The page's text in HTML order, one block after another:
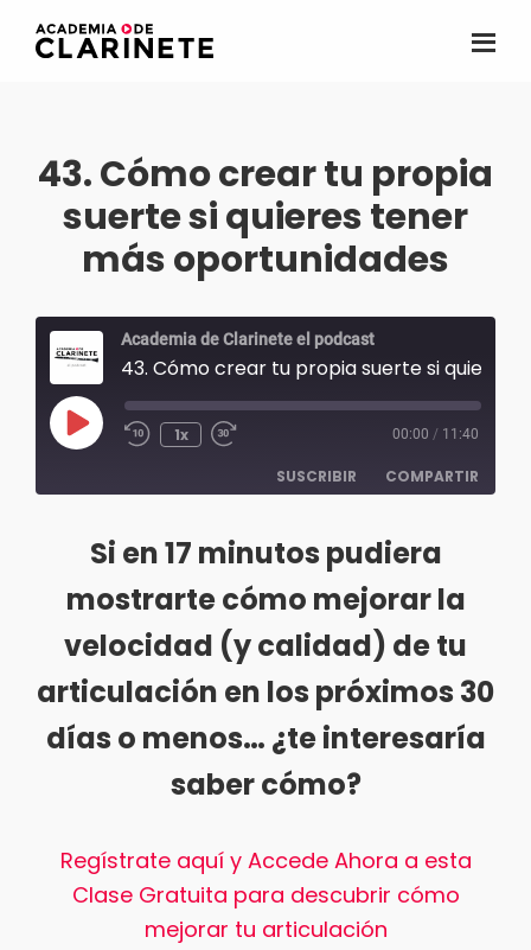
Saltar
de
clarinete
online
para
hispanohablantes
43. Cómo crear tu propia
suerte si quieres tener
más oportunidades
Academia de Clarinete el podcast
Reproducir
episodio
1x 00:00 / 11:40
SUSCRIBIR COMPARTIR
FEED RSS
COMPAR
ENLACE
INCRUST
Si en 17 minutos pudiera
mostrarte cómo mejorar la
velocidad (y calidad) de tu
articulación en los próximos 30
días o menos… ¿te interesaría
saber cómo?
Regístrate aquí y Accede Ahora a esta
Clase Gratuita para descubrir cómo
mejorar tu articulación